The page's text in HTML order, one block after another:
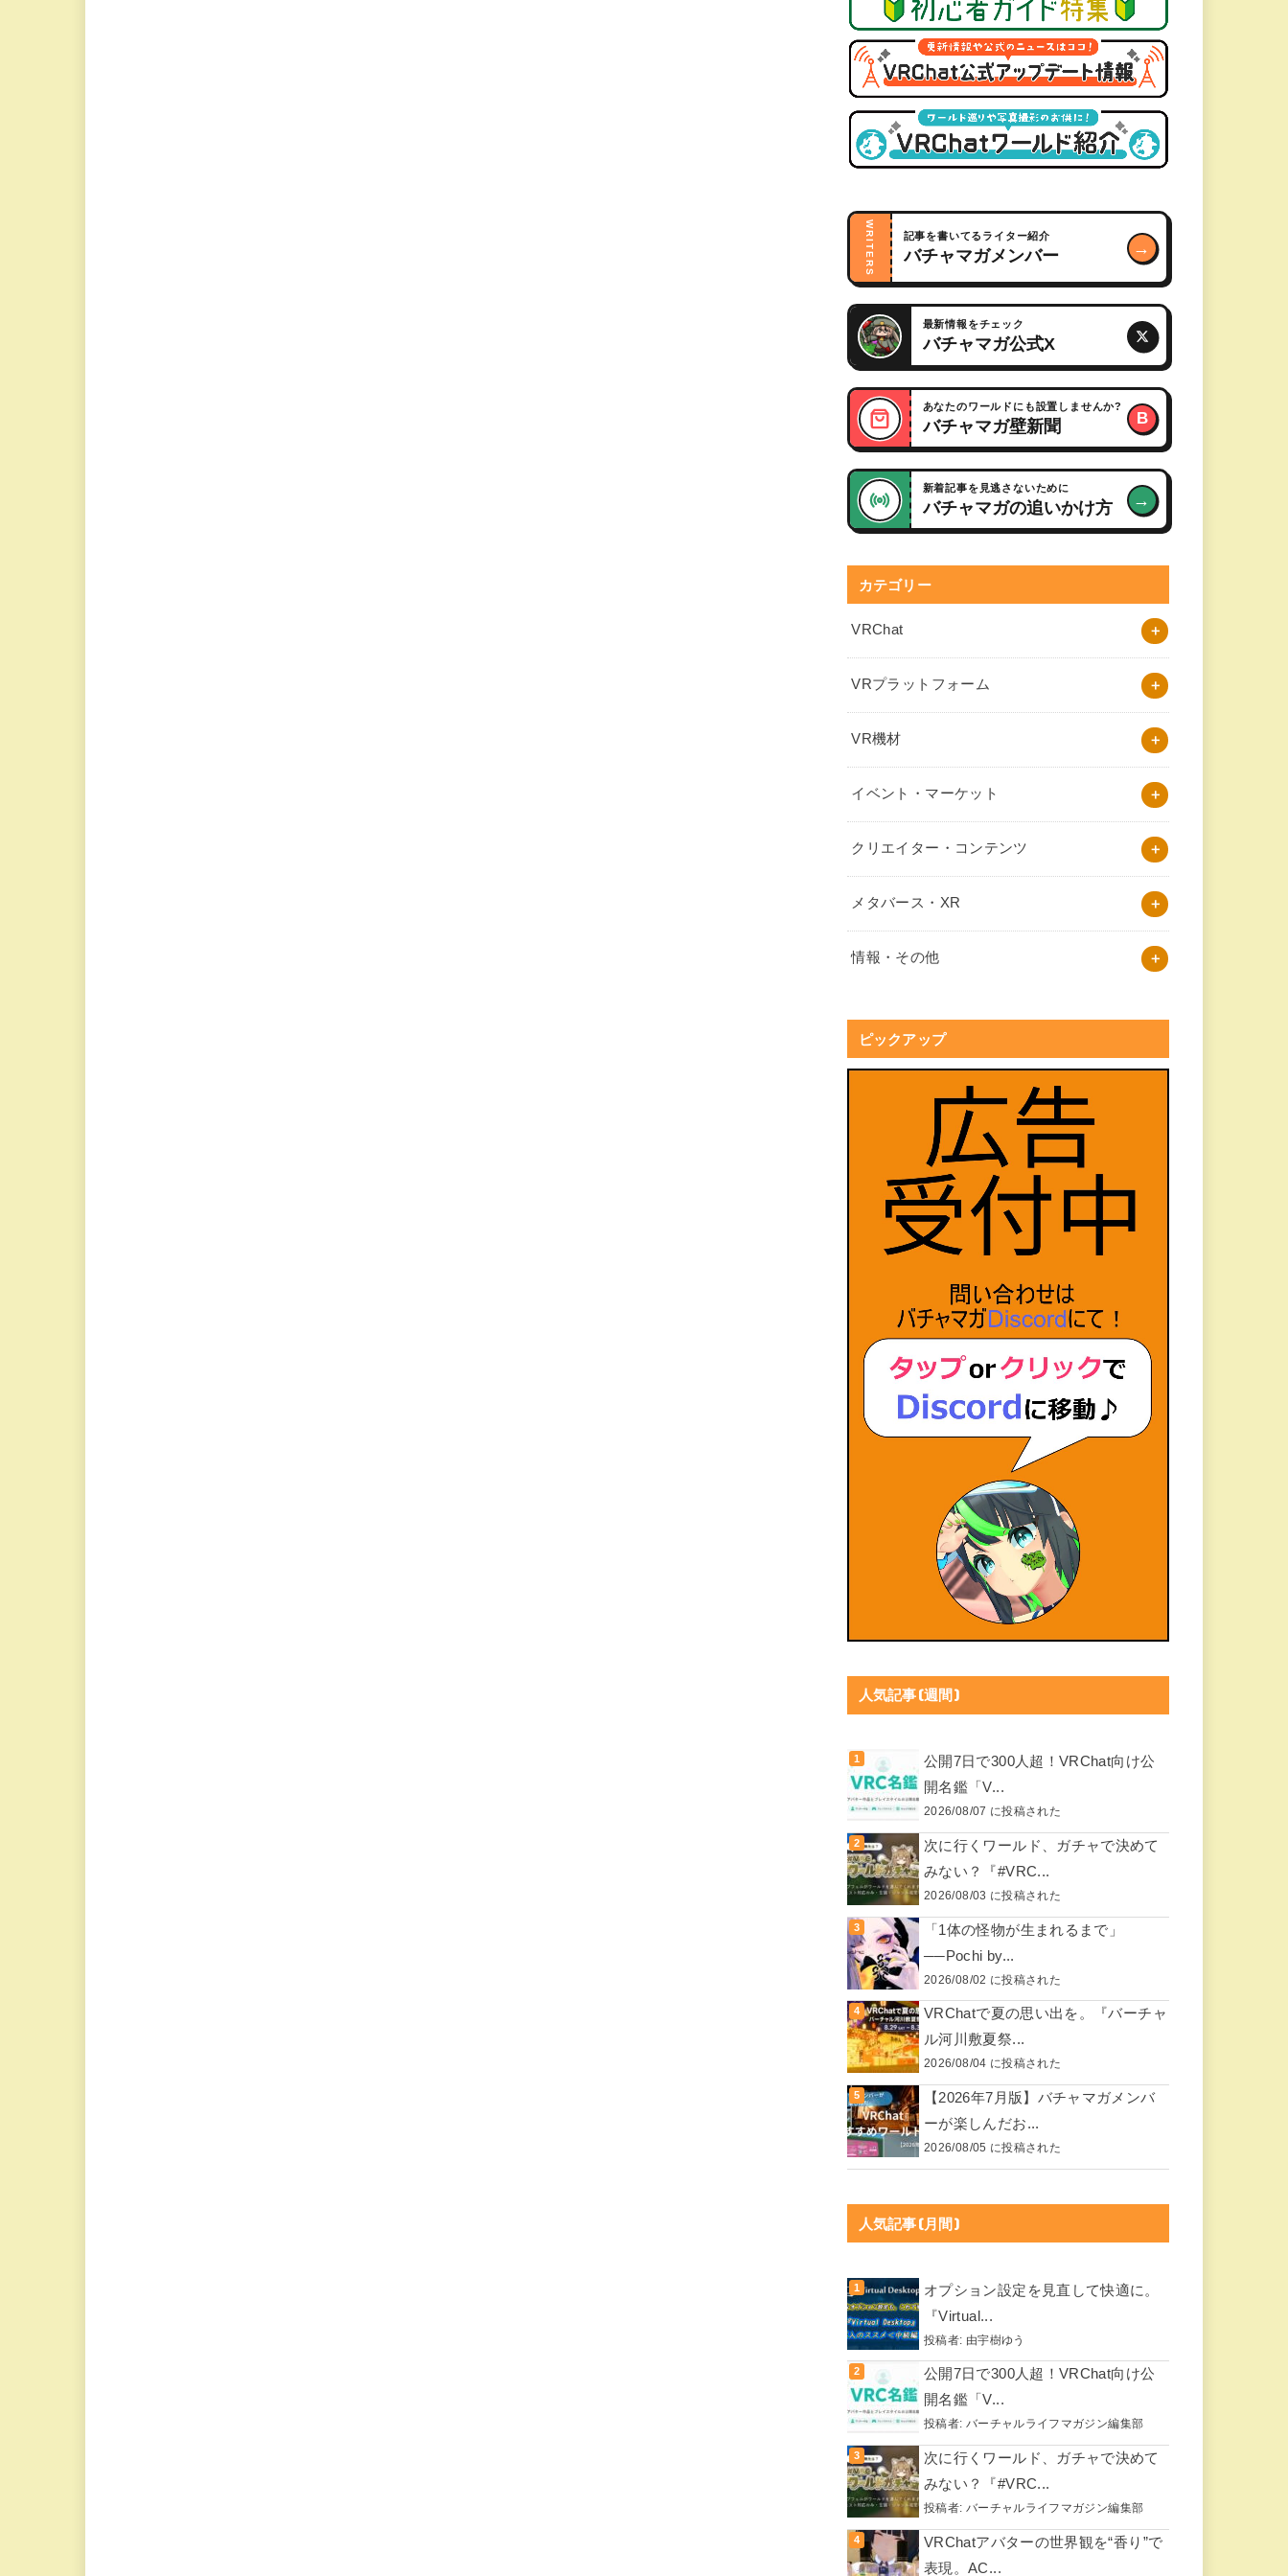
WRITERS 記事を書いてるライター紹介
バチャマガメンバー →
最新情報をチェック
バチャマガ公式X
あなたのワールドにも設置しませんか?
バチャマガ壁新聞 B
新着記事を見逃さないために
バチャマガの追いかけ方 →
カテゴリー
VRChat
VRプラットフォーム
VR機材
イベント・マーケット
クリエイター・コンテンツ
メタバース・XR
情報・その他
ピックアップ
人気記事(週間)
公開7日で300人超！VRChat向け公
開名鑑「V...
2026/08/07 に投稿された
次に行くワールド、ガチャで決めて
みない？『#VRC...
2026/08/03 に投稿された
「1体の怪物が生まれるまで」
──Pochi by...
2026/08/02 に投稿された
VRChatで夏の思い出を。『バーチャ
ル河川敷夏祭...
2026/08/04 に投稿された
【2026年7月版】バチャマガメンバ
ーが楽しんだお...
2026/08/05 に投稿された
人気記事(月間)
オプション設定を見直して快適に。
『Virtual...
投稿者: 由宇樹ゆう
公開7日で300人超！VRChat向け公
開名鑑「V...
投稿者: バーチャルライフマガジン編集部
次に行くワールド、ガチャで決めて
みない？『#VRC...
投稿者: バーチャルライフマガジン編集部
VRChatアバターの世界観を“香り”で
表現。AC...